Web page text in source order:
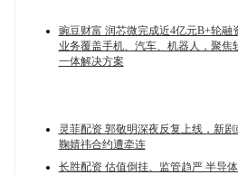
豌豆财富 润芯微完成近4亿元B+轮融
业务覆盖手机、汽车、机器人，聚焦
一体解决方案
灵菲配资 郭敬明深夜反复上线，新剧
鞠婧祎合约遭牵连
长胜配资 估值倒挂、监管趋严 半导